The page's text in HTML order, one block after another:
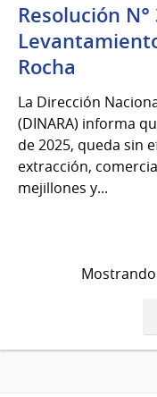
Resolución
Rocha
La Dirección
(DINARA) informa
de 2025, queda sin
extracción,
mejillones y...